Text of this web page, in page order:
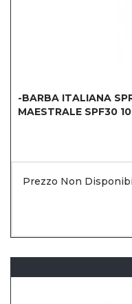
-BARBA ITALIANA
MAESTRALE SPF30
Prezzo Non